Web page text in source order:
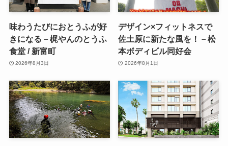
味わうたびにおとうふが好
きになる－梶やんのとうふ
食堂 / 新富町
2026年8月3日
デザイン×フィットネスで
佐土原に新たな風を！－松
本ボディビル同好会
2026年8月1日